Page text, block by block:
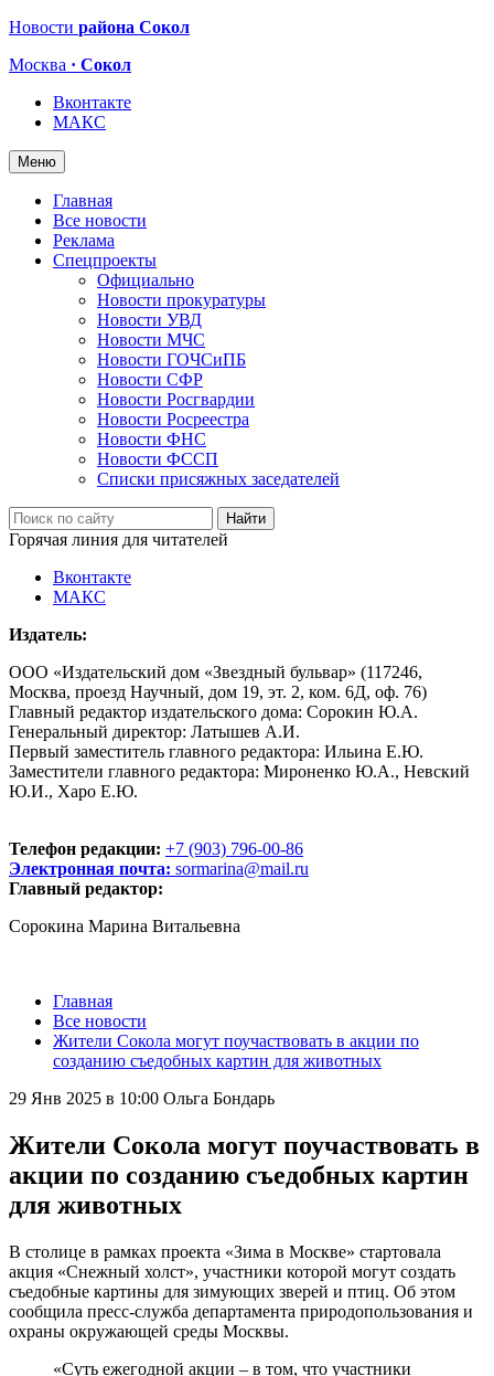
Новости района Сокол
Москва · Сокол
Вконтакте
МАКС
Меню
Главная
Все новости
Реклама
Спецпроекты
Официально
Новости прокуратуры
Новости УВД
Новости МЧС
Новости ГОЧСиПБ
Новости СФР
Новости Росгвардии
Новости Росреестра
Новости ФНС
Новости ФССП
Списки присяжных заседателей
Горячая линия для читателей
Вконтакте
МАКС
Издатель:
ООО «Издательский дом «Звездный бульвар» (117246,
Москва, проезд Научный, дом 19, эт. 2, ком. 6Д, оф. 76)
Главный редактор издательского дома: Сорокин Ю.А.
Генеральный директор: Латышев А.И.
Первый заместитель главного редактора: Ильина Е.Ю.
Заместители главного редактора: Мироненко Ю.А., Невский
Ю.И., Харо Е.Ю.
Телефон редакции: +7 (903) 796-00-86
Электронная почта: sormarina@mail.ru
Главный редактор:
Сорокина Марина Витальевна
Главная
Все новости
Жители Сокола могут поучаствовать в акции по
созданию съедобных картин для животных
29 Янв 2025 в 10:00 Ольга Бондарь
Жители Сокола могут поучаствовать в
акции по созданию съедобных картин
для животных
В столице в рамках проекта «Зима в Москве» стартовала
акция «Снежный холст», участники которой могут создать
съедобные картины для зимующих зверей и птиц. Об этом
сообщила пресс-служба департамента природопользования и
охраны окружающей среды Москвы.
«Суть ежегодной акции – в том, что участники